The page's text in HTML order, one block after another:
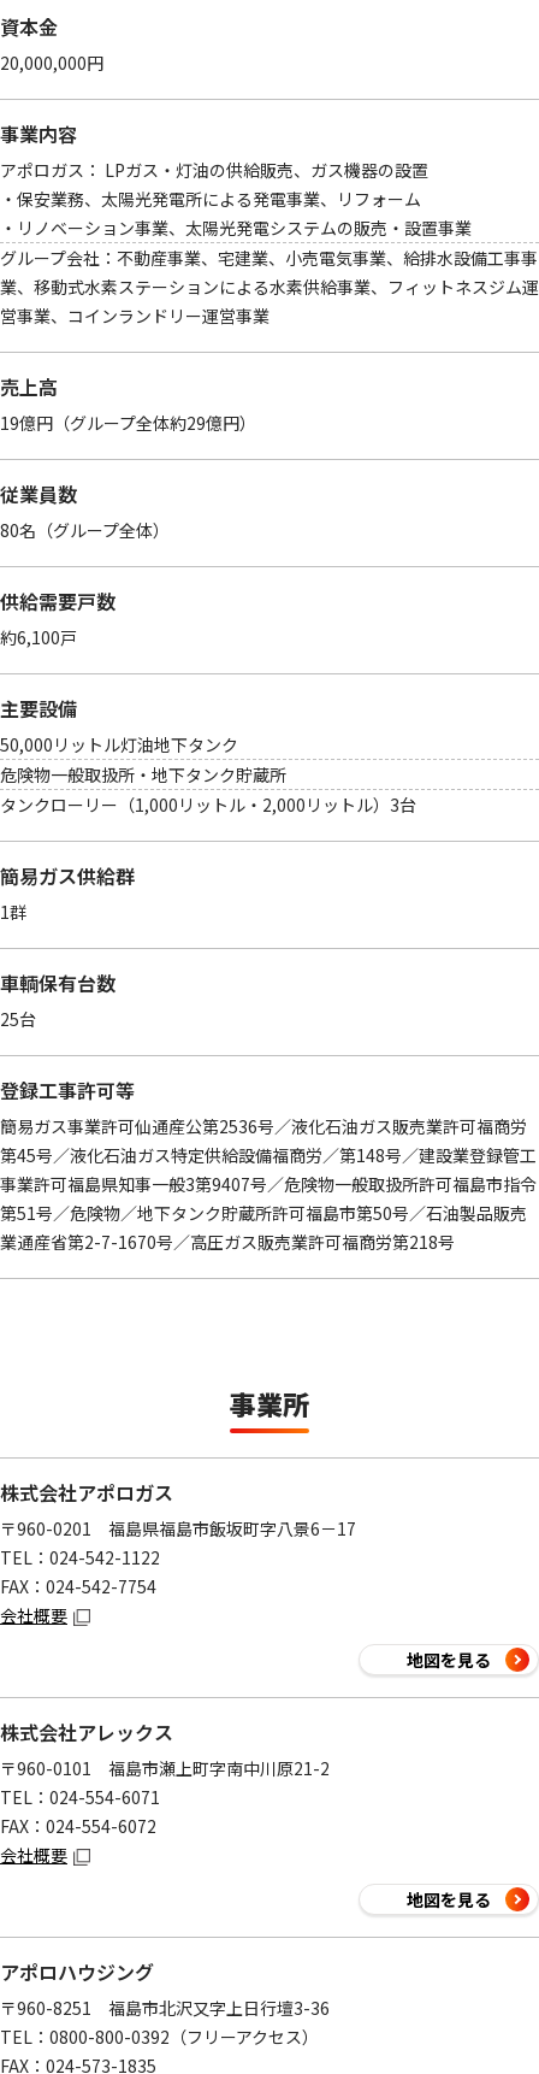
資本金
20,000,000円
事業内容
アポロガス： LPガス・灯油の供給販売、ガス機器の設置
・保安業務、太陽光発電所による発電事業、リフォーム
・リノベーション事業、太陽光発電システムの販売・設置事業
グループ会社：不動産事業、宅建業、小売電気事業、給排水設備工事事
業、移動式水素ステーションによる水素供給事業、フィットネスジム運
営事業、コインランドリー運営事業
売上高
19億円（グループ全体約29億円）
従業員数
80名（グループ全体）
供給需要戸数
約6,100戸
主要設備
50,000リットル灯油地下タンク
危険物一般取扱所・地下タンク貯蔵所
タンクローリー（1,000リットル・2,000リットル）3台
簡易ガス供給群
1群
車輌保有台数
25台
登録工事許可等
簡易ガス事業許可仙通産公第2536号／液化石油ガス販売業許可福商労
第45号／液化石油ガス特定供給設備福商労／第148号／建設業登録管工
事業許可福島県知事一般3第9407号／危険物一般取扱所許可福島市指令
第51号／危険物／地下タンク貯蔵所許可福島市第50号／石油製品販売
業通産省第2-7-1670号／高圧ガス販売業許可福商労第218号
事業所
株式会社アポロガス
〒960-0201 福島県福島市飯坂町字八景6－17
TEL：024-542-1122
FAX：024-542-7754
会社概要
地図を見る
株式会社アレックス
〒960-0101 福島市瀬上町字南中川原21-2
TEL：024-554-6071
FAX：024-554-6072
会社概要
地図を見る
アポロハウジング
〒960-8251 福島市北沢又字上日行壇3-36
TEL：0800-800-0392（フリーアクセス）
FAX：024-573-1835